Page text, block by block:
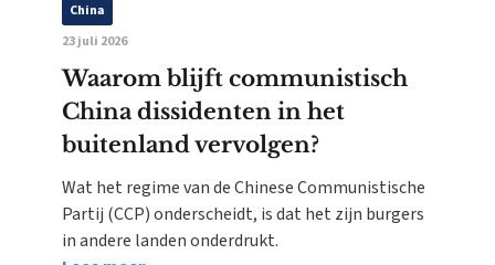
China
23 juli 2026
Waarom blijft communistisch
China dissidenten in het
buitenland vervolgen?
Wat het regime van de Chinese Communistische
Partij (CCP) onderscheidt, is dat het zijn burgers
in andere landen onderdrukt.